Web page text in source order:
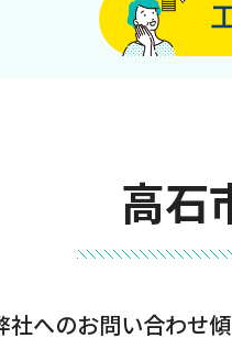
高石
へのお問い合わせ傾